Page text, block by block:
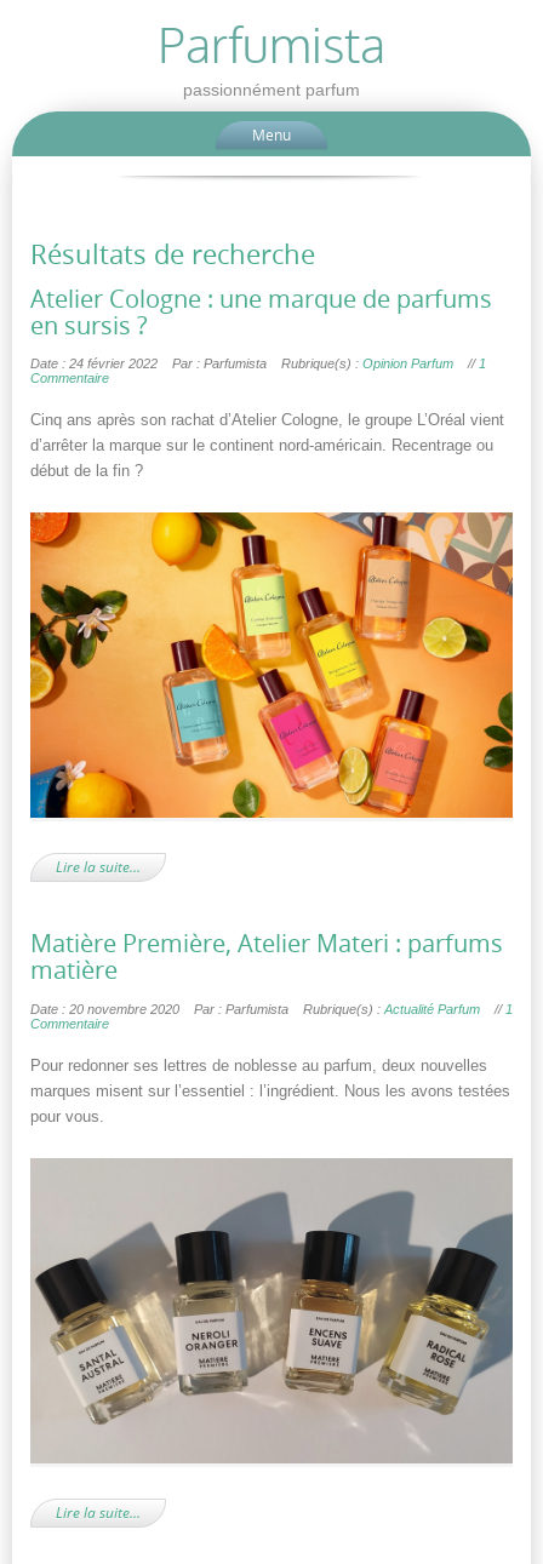
Parfumista
passionnément parfum
Menu
Résultats de recherche
Atelier Cologne : une marque de parfums
en sursis ?
Date : 24 février 2022 Par : Parfumista Rubrique(s) : Opinion Parfum // 1
Commentaire
Cinq ans après son rachat d’Atelier Cologne, le groupe L’Oréal vient
d’arrêter la marque sur le continent nord-américain. Recentrage ou
début de la fin ?
Lire la suite…
Matière Première, Atelier Materi : parfums
matière
Date : 20 novembre 2020 Par : Parfumista Rubrique(s) : Actualité Parfum // 1
Commentaire
Pour redonner ses lettres de noblesse au parfum, deux nouvelles
marques misent sur l’essentiel : l’ingrédient. Nous les avons testées
pour vous.
Lire la suite…